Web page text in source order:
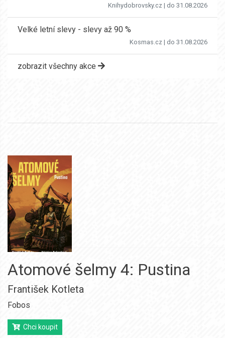
Knihydobrovsky.cz | do 31.08.2026
Velké letní slevy - slevy až 90 %
Kosmas.cz | do 31.08.2026
zobrazit všechny akce
Atomové šelmy 4: Pustina
František Kotleta
Fobos
Chci koupit